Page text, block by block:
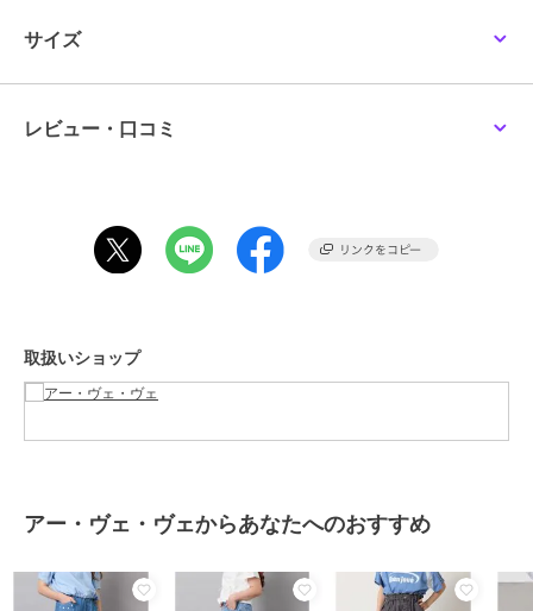
わせのガーリーＭＩＸコーデがおすすめ！
【カラー】
----------------
----------------
≪お気に入り登録機能の使い方≫
サイズ
レビュー・口コミ
取扱いショップ
アー・ヴェ・ヴェからあなたへのおすすめ